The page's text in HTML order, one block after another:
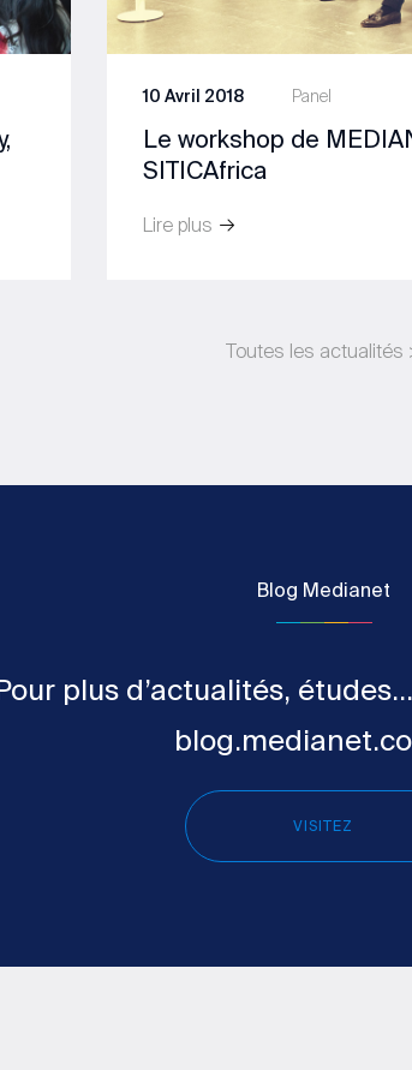
Panel
10 Avril 2018
Le workshop de
SITICAfrica
Lire plus
Toutes les actualités
Blog Medianet
plus d’actualités,
VISITEZ